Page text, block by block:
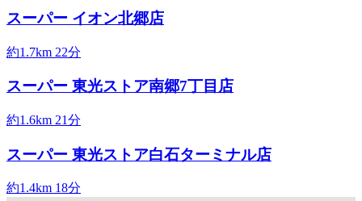
スーパー イオン北郷店
約1.7km 22分
スーパー 東光ストア南郷7丁目店
約1.6km 21分
スーパー 東光ストア白石ターミナル店
約1.4km 18分